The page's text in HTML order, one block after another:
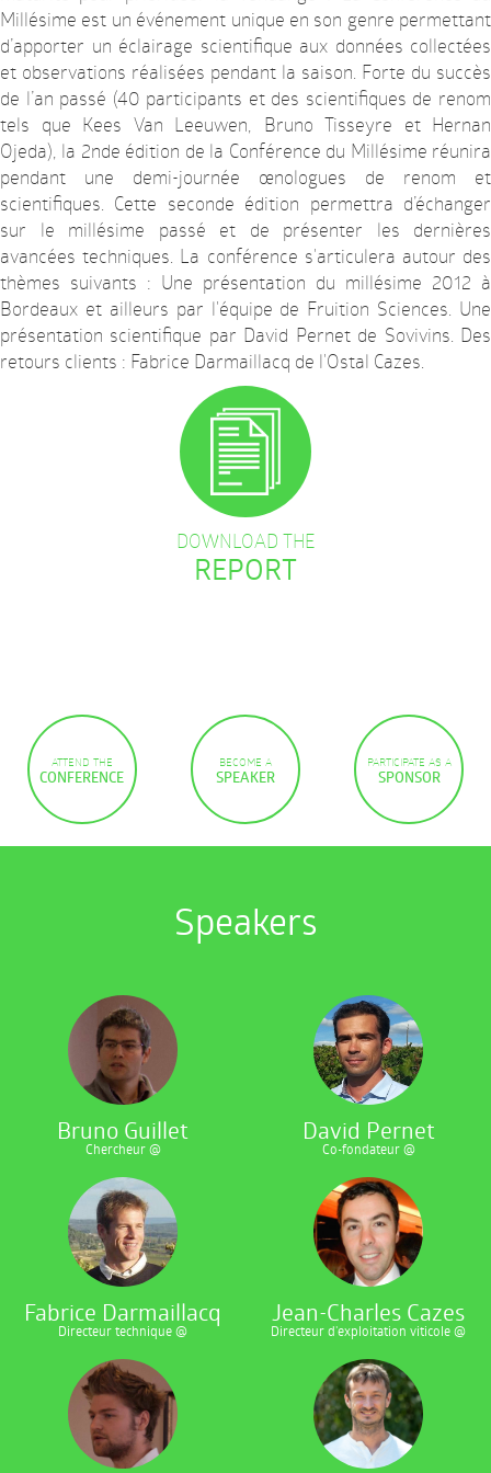
Millésime est un événement unique en son genre permettant
d’apporter un éclairage scientifique aux données collectées
et observations réalisées pendant la saison. Forte du succès
de l’an passé (40 participants et des scientifiques de renom
tels que Kees Van Leeuwen, Bruno Tisseyre et Hernan
Ojeda), la 2nde édition de la Conférence du Millésime réunira
pendant une demi-journée œnologues de renom et
scientifiques. Cette seconde édition permettra d’échanger
sur le millésime passé et de présenter les dernières
avancées techniques. La conférence s'articulera autour des
thèmes suivants : Une présentation du millésime 2012 à
Bordeaux et ailleurs par l'équipe de Fruition Sciences. Une
présentation scientifique par David Pernet de Sovivins. Des
retours clients : Fabrice Darmaillacq de l'Ostal Cazes.
DOWNLOAD THE
REPORT
ATTEND THE
CONFERENCE
BECOME A
SPEAKER
PARTICIPATE AS A
SPONSOR
Speakers
Bruno Guillet
Chercheur @
David Pernet
Co-fondateur @
Fabrice Darmaillacq
Directeur technique @
Jean-Charles Cazes
Directeur d'exploitation viticole @